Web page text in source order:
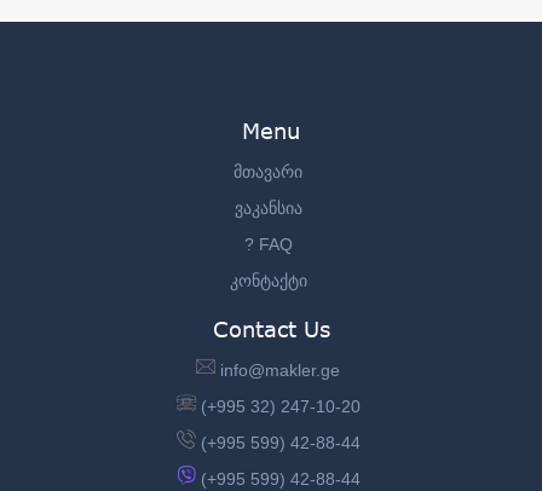
Menu
მთავარი
ვაკანსია
? FAQ
კონტაქტი
Contact Us
info@makler.ge
(+995 32) 247-10-20
(+995 599) 42-88-44
(+995 599) 42-88-44